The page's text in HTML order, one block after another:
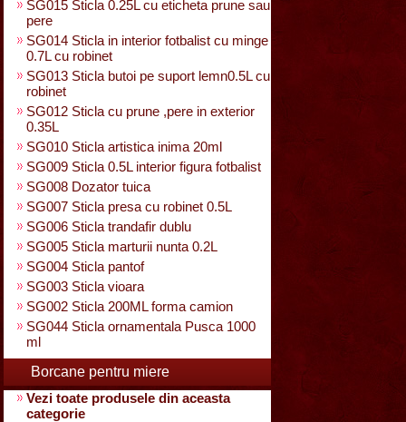
SG015 Sticla 0.25L cu eticheta prune sau
pere
SG014 Sticla in interior fotbalist cu minge
0.7L cu robinet
SG013 Sticla butoi pe suport lemn0.5L cu
robinet
SG012 Sticla cu prune ,pere in exterior
0.35L
SG010 Sticla artistica inima 20ml
SG009 Sticla 0.5L interior figura fotbalist
SG008 Dozator tuica
SG007 Sticla presa cu robinet 0.5L
SG006 Sticla trandafir dublu
SG005 Sticla marturii nunta 0.2L
SG004 Sticla pantof
SG003 Sticla vioara
SG002 Sticla 200ML forma camion
SG044 Sticla ornamentala Pusca 1000
ml
Borcane pentru miere
Vezi toate produsele din aceasta
categorie